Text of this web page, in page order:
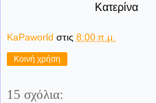
Κατερίνα
KaPaworld στις 8:00 π.μ.
Κοινή χρήση
15 σχόλια: